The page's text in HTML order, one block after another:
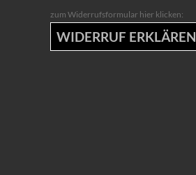
zum Widerrufsformular hier klicken:
WIDERRUF ERKLÄREN